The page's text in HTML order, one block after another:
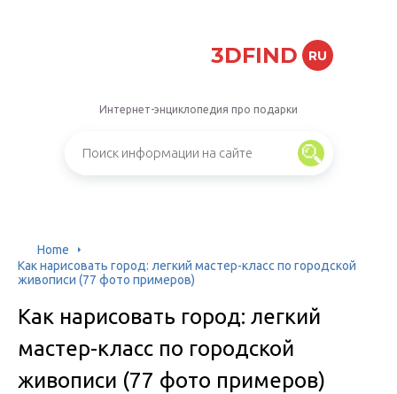
3DFIND RU
Интернет-энциклопедия про подарки
Home
Как нарисовать город: легкий мастер-класс по городской
живописи (77 фото примеров)
Как нарисовать город: легкий
мастер-класс по городской
живописи (77 фото примеров)